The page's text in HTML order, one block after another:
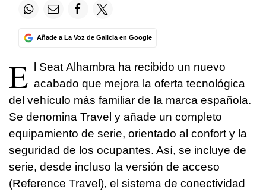
Añade a La Voz de Galicia en Google
E
l Seat Alhambra ha recibido un nuevo
acabado que mejora la oferta tecnológica
del vehículo más familiar de la marca española.
Se denomina Travel y añade un completo
equipamiento de serie, orientado al confort y la
seguridad de los ocupantes. Así, se incluye de
serie, desde incluso la versión de acceso
(Reference Travel), el sistema de conectividad